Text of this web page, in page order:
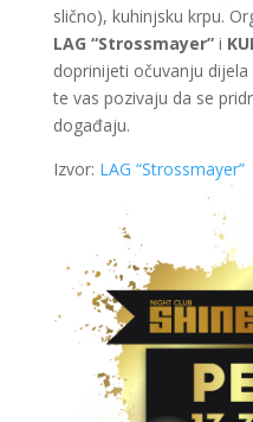
slično), kuhinjsku krpu.
LAG “Strossmayer”i
doprinijeti očuvanju
te vas pozivaju da se
događaju.
Izvor: LAG “Strossmayer”